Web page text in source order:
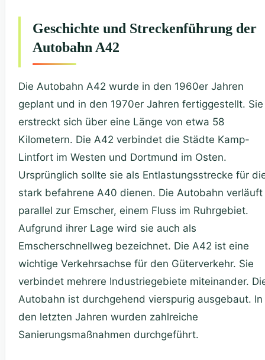
Geschichte und Streckenführung der
Autobahn A42
Die Autobahn A42 wurde in den 1960er Jahren
geplant und in den 1970er Jahren fertiggestellt. Sie
erstreckt sich über eine Länge von etwa 58
Kilometern. Die A42 verbindet die Städte Kamp-
Lintfort im Westen und Dortmund im Osten.
Ursprünglich sollte sie als Entlastungsstrecke für
stark befahrene A40 dienen. Die Autobahn verläuft
parallel zur Emscher, einem Fluss im Ruhrgebiet.
Aufgrund ihrer Lage wird sie auch als
Emscherschnellweg bezeichnet. Die A42 ist eine
wichtige Verkehrsachse für den Güterverkehr. Sie
verbindet mehrere Industriegebiete miteinander.
Autobahn ist durchgehend vierspurig ausgebaut. In
den letzten Jahren wurden zahlreiche
Sanierungsmaßnahmen durchgeführt.